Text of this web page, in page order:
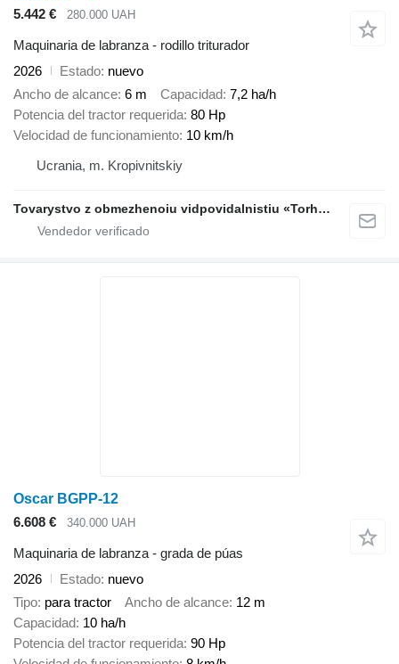
5.442 €
280.000 UAH
Maquinaria de labranza - rodillo triturador
2026
Estado nuevo
Ancho de alcance 6 m Capacidad 7,2 ha/h
Potencia del tractor requerida 80 Hp
Velocidad de funcionamiento 10 km/h
Ucrania, m. Kropivnitskiy
Tovarystvo z obmezhenoiu vidpovidalnistiu «Torhovyi Dim Ahro Partnery»
Oscar BGPP-12
6.608 €
340.000 UAH
Maquinaria de labranza - grada de púas
2026
Estado nuevo
Tipo para tractor Ancho de alcance 12 m
Capacidad 10 ha/h
Potencia del tractor requerida 90 Hp